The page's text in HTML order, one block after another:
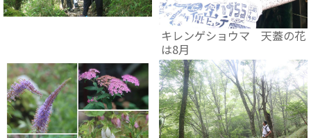
キレンゲショウマ 天蓋の花
は8月